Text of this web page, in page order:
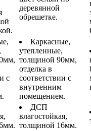
деревянной
обрешетке.
с
Каркасные,
утепленные,
толщиной 90мм,
отделка в
соответствии с
внутренним
помещением.
ДСП
влагостойкая,
толщиной 16мм.